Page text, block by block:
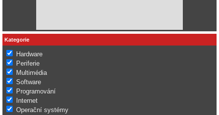
Kategorie
Hardware
Periferie
Multimédia
Software
Programování
Internet
Operační systémy